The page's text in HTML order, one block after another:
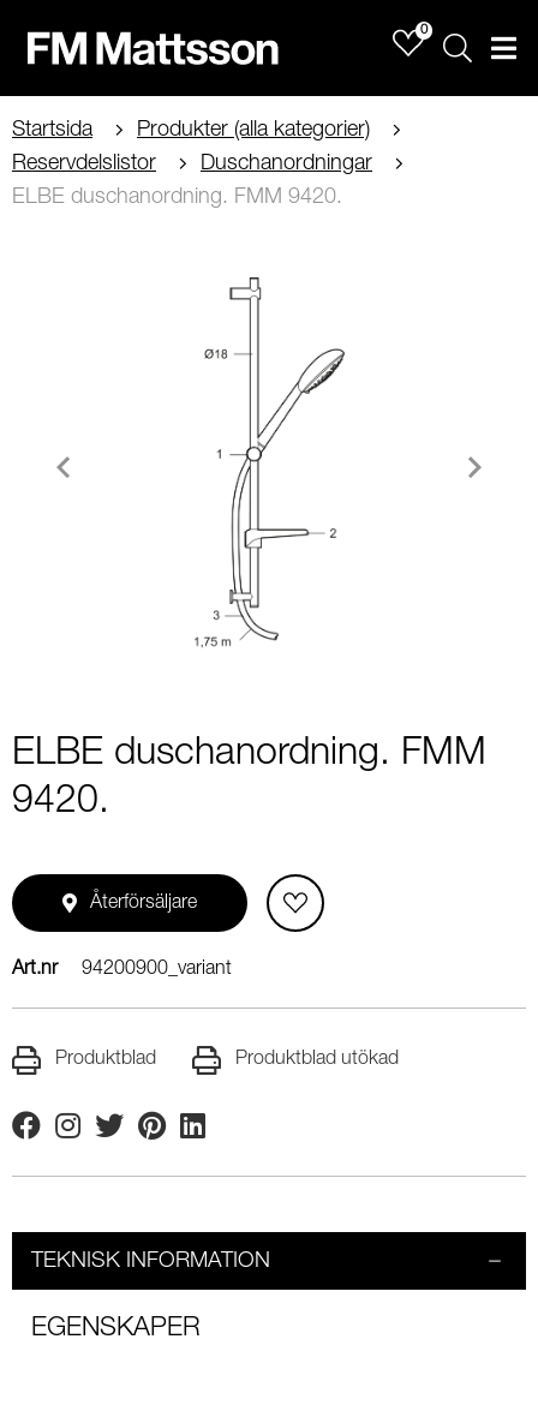
0
Sök
Startsida
Produkter (alla kategorier)
Reservdelslistor
Duschanordningar
ELBE duschanordning. FMM 9420.
ELBE duschanordning. FMM
9420.
Återförsäljare
Art.nr 94200900_variant
Produktblad Produktblad utökad
FacebookInstagram
TwitterPinterestLinkedin
TEKNISK INFORMATION
EGENSKAPER